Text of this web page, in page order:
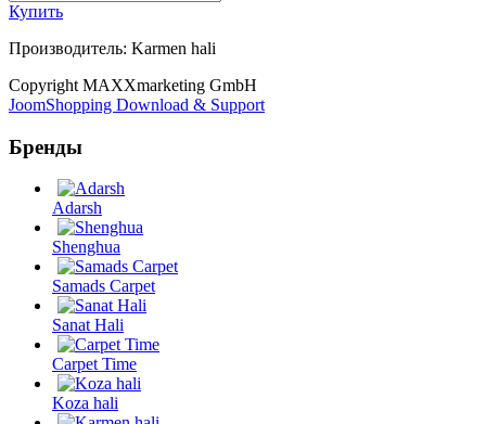
Купить
Производитель: Karmen hali
Copyright MAXXmarketing GmbH
JoomShopping Download & Support
Бренды
Adarsh
Shenghua
Samads Carpet
Sanat Hali
Carpet Time
Koza hali